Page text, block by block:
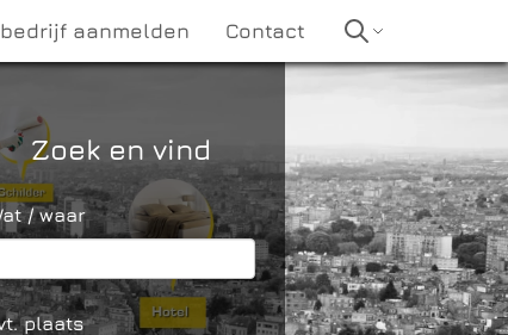
bedrijf aanmelden Contact
Zoek en vind
/ waar
plaats